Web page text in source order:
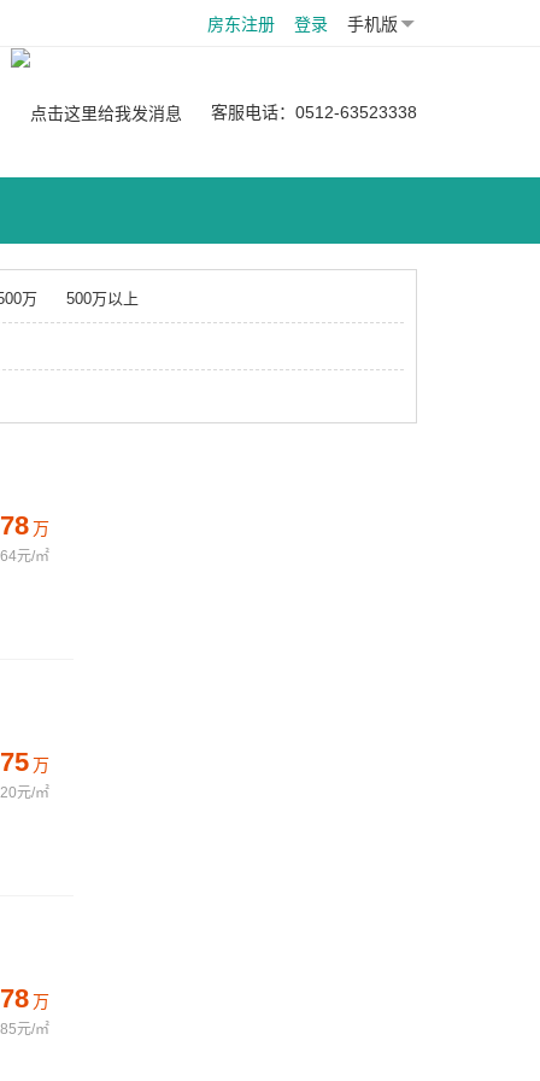
房东注册 登录 手机版
客服电话：0512-63523338
万 500万以上
78万
元/㎡
75万
元/㎡
78万
元/㎡